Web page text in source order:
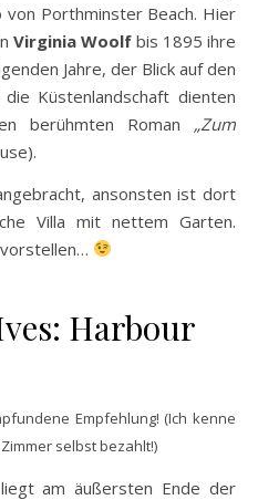
Porthminster Beach. Hier
Virginia Woolf bis 1895 ihre
Jahre, der Blick auf den
die Küstenlandschaft dienten
berühmten Roman „Zum
ansonsten ist dort
Villa mit nettem Garten.
Harbour
Empfehlung! (Ich kenne
selbst bezahlt!)
liegt am äußersten Ende der